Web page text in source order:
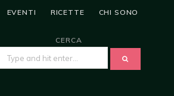
EVENTI RICETTE CHI SONO
CERCA
FOR: